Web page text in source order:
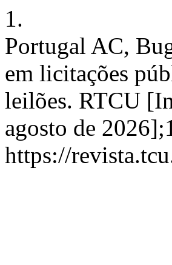
1.
Portugal AC,
em licitações
leilões. RTCU
agosto de
https://